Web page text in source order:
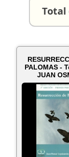
Total
PALOMAS -
JUAN
...